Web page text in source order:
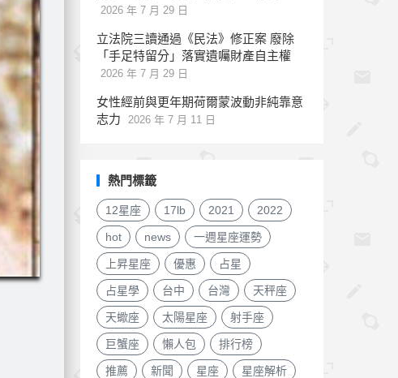
2026 年 7 月 29 日
立法院三讀通過《民法》修正案 廢除
「手足特留分」落實遺囑財產自主權
2026 年 7 月 29 日
女性經前與更年期荷爾蒙波動非純靠意
志力
2026 年 7 月 11 日
熱門標籤
12星座 17lb 2021 2022
hot news 一週星座運勢
上昇星座 優惠 占星
占星學 台中 台灣 天秤座
天蠍座 太陽星座 射手座
巨蟹座 懶人包 排行榜
推薦 新聞 星座 星座解析